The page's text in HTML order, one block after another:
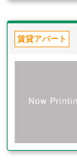
賃貸アパート